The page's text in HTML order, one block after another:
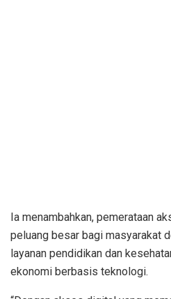
Ia menambahkan, pemerataan
peluang besar bagi masyarakat
layanan pendidikan dan
ekonomi berbasis teknologi.